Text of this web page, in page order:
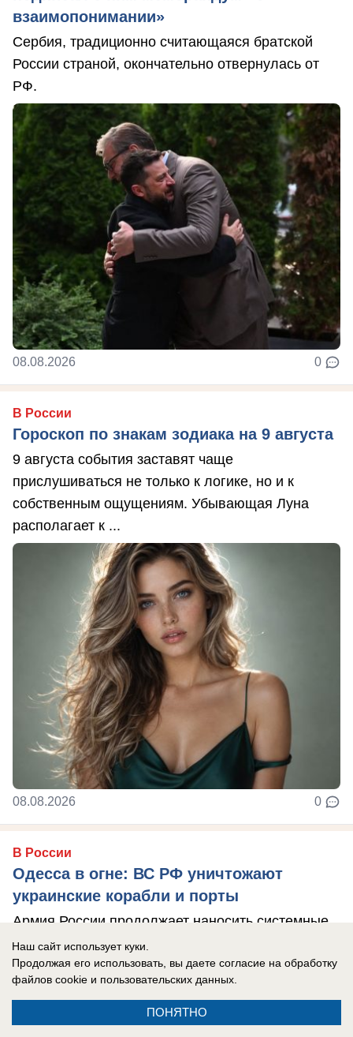
взаимопонимании»
Сербия, традиционно считающаяся братской
России страной, окончательно отвернулась от
РФ.
08.08.2026 0
В России
Гороскоп по знакам зодиака на 9 августа
9 августа события заставят чаще
прислушиваться не только к логике, но и к
собственным ощущениям. Убывающая Луна
располагает к ...
08.08.2026 0
В России
Одесса в огне: ВС РФ уничтожают
украинские корабли и порты
Армия России продолжает наносить системные
удары по портам Одессы.
Наш сайт использует куки.
Продолжая его использовать, вы даете согласие на обработку
файлов cookie и пользовательских данных.
ПОНЯТНО